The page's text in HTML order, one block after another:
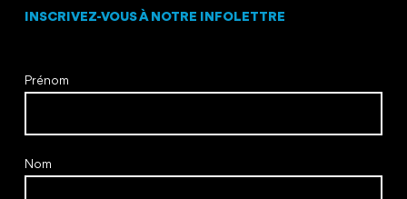
INSCRIVEZ-VOUS À NOTRE INFOLETTRE
Prénom
Nom